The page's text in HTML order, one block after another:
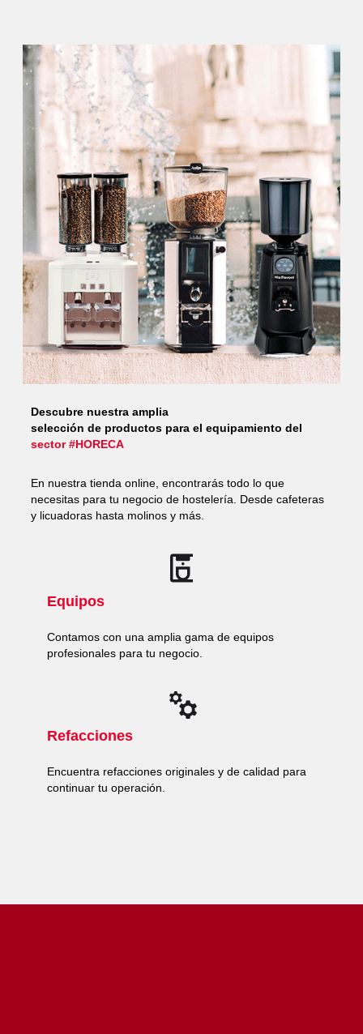
Descubre nuestra amplia
selección de productos para el equipamiento del
sector #HORECA
En nuestra tienda online, encontrarás todo lo que
necesitas para tu negocio de hostelería. Desde cafeteras
y licuadoras hasta molinos y más.
Equipos
Contamos con una amplia gama de equipos
profesionales para tu negocio.
Refacciones
Encuentra refacciones originales y de calidad para
continuar tu operación.